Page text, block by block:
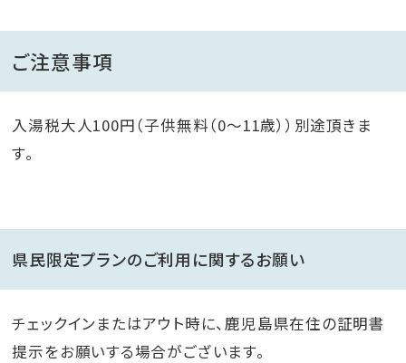
ご注意事項
入湯税大人100円（子供無料（0～11歳））別途頂きま
す。
県民限定プランのご利用に関するお願い
チェックインまたはアウト時に、鹿児島県在住の証明書
提示をお願いする場合がございます。